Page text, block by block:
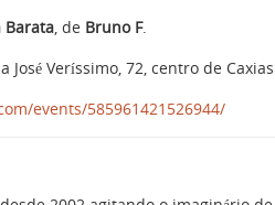
Barata , de Bruno F.
Veríssimo, 72, centro de Caxias.
events/585961421526944/